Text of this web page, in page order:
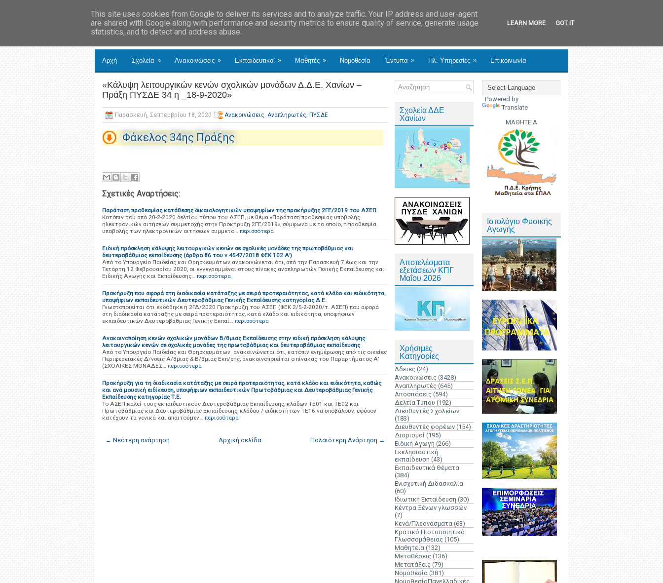
Αρχή Σχολεία » Ανακοινώσεις » Εκπαιδευτικοί » Μαθητές » Νομοθεσία Έντυπα » Ηλ. Υπηρεσίες » Επικοινωνία
«Κάλυψη λειτουργικών κενών σχολικών μονάδων Δ.Δ.Ε. Χανίων –
Πράξη ΠΥΣΔΕ 34 η _18-9-2020»
Παρασκευή, Σεπτεμβρίου 18, 2020 Ανακοινώσεις, Αναπληρωτές, ΠΥΣΔΕ
Φάκελος 34ης Πράξης
Σχετικές Αναρτήσεις:
Παράταση προθεσμίας κατάθεσης δικαιολογητικών υποψηφίων της προκήρυξης 2ΓΕ/2019 του ΑΣΕΠ
Κατόπιν του από 20-2-2020 δελτίου τύπου του ΑΣΕΠ, με θέμα «Παράταση προθεσμίας υποβολής
ηλεκτρονικών αιτήσεων συμμετοχής στην Προκήρυξη 2ΓΕ/2019», σύμφωνα με το οποίο, η προθεσμία
υποβολής των ηλεκτρονικών αιτήσεων συμμετο… περισσότερα
Ειδική πρόσκληση κάλυψης λειτουργικών κενών σε σχολικές μονάδες της πρωτοβάθμιας και
δευτεροβάθμιας εκπαίδευσης (άρθρο 86 του ν.4547/2018 ΦΕΚ 102 Α’)
Από το Υπουργείο Παιδείας και Θρησκευμάτων ανακοινώνεται ότι, από την Παρασκευή 7 έως και την
Τετάρτη 12 Φεβρουαρίου 2020, οι εγγεγραμμένοι στους πίνακες αναπληρωτών Γενικής Εκπαίδευσης και
Ειδικής Αγωγής και Εκπαίδευσης… περισσότερα
Προκήρυξη που αφορά στη διαδικασία κατάταξης με σειρά προτεραιότητας, κατά κλάδο και ειδικότητα,
υποψήφιων εκπαιδευτικών Δευτεροβάθμιας Γενικής Εκπαίδευσης κατηγορίας Δ.Ε.
Γνωστοποιείται ότι εκδόθηκε η 2ΓΔ/2020 Προκήρυξη του ΑΣΕΠ (ΦΕΚ 2/5-2-2020/τ. ΑΣΕΠ) που αφορά
στη διαδικασία κατάταξης με σειρά προτεραιότητας, κατά κλάδο και ειδικότητα, υποψήφιων
εκπαιδευτικών Δευτεροβάθμιας Γενικής Εκπαί… περισσότερα
Ανακοινοποίηση κενών σχολικών μονάδων Β/θμιας Εκπαίδευσης στην ειδική πρόσκληση κάλυψης
λειτουργικών κενών σε σχολικές μονάδες της πρωτοβάθμιας και δευτεροβάθμιας εκπαίδευσης
Από το Υπουργείο Παιδείας και Θρησκευμάτων ανακοινώνεται ότι, κατόπιν ενημέρωσης από τις οικείες
Περιφερειακές Δ/νσεις Α/θμιας & Β/θμιας Εκπ/σης, ανακοινοποιείται ο πίνακας του Παραρτήματος Α’
(ΣΧΟΛΙΚΕΣ ΜΟΝΑΔΕΣ… περισσότερα
Προκήρυξη για τη διαδικασία κατάταξης με σειρά προτεραιότητας, κατά κλάδο και ειδικότητα, καθώς
και ανά μουσική ειδίκευση, υποψήφιων εκπαιδευτικών Πρωτοβάθμιας και Δευτεροβάθμιας Γενικής
Εκπαίδευσης κατηγορίας Τ.Ε.
To ΑΣΕΠ καλεί τους εκπαιδευτικούς Δευτεροβάθμιας Εκπαίδευσης, κλάδων TΕ01 και TE02 και
Πρωτοβάθμιας και Δευτεροβάθμιας Εκπαίδευσης, κλάδου / ειδικοτήτων ΤΕ16 να υποβάλουν, εφόσον
κατέχουν τα γενικά και απαιτούμεν… περισσότερα
← Νεότερη ανάρτηση Παλαιότερη Ανάρτηση →
Αρχική σελίδα
Σχολεία ΔΔΕ
Χανίων
Αποτελέσματα
εξετάσεων ΚΠΓ
Μαΐου 2026
Χρήσιμες
Κατηγορίες
Άδειες (24)
Ανακοινώσεις (3428)
Αναπληρωτές (645)
Αποσπάσεις (594)
Δελτία Τύπου (192)
Διευθυντές Σχολείων
(183)
Διευθυντές φορέων (154)
Διορισμοί (195)
Ειδική Αγωγή (266)
Εκκλησιαστική
εκπαίδευση (43)
Εκπαιδευτικά Θέματα
(384)
Ενισχυτική Διδασκαλία
(60)
Ιδιωτική Εκπαίδευση (30)
Κέντρα Ξένων γλωσσών
(7)
Κενά/Πλεονάσματα (63)
Κρατικό Πιστοποιητικό
Γλωσσομάθειας (105)
Μαθητεία (132)
Μεταθέσεις (136)
Μετατάξεις (79)
Νομοθεσία (381)
ΝομοθεσίαΠανελλαδικές
Powered by
Translate
ΜΑΘΗΤΕΙΑ
Ιστολόγιο Φυσικής
Αγωγής
This site uses cookies from Google to deliver its services and to analyze traffic. Your IP address and user-agent
are shared with Google along with performance and security metrics to ensure quality of service, generate usage
statistics, and to detect and address abuse.
LEARN MORE GOT IT